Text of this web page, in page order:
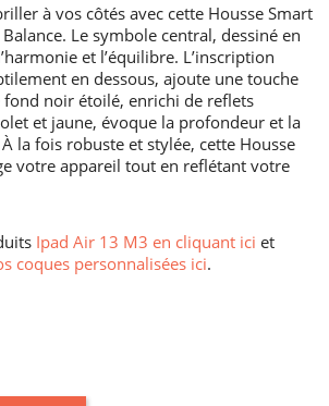
à vos côtés avec cette Housse Smart
Le symbole central, dessiné en
et l’équilibre. L’inscription
en dessous, ajoute une touche
fond noir étoilé, enrichi de reflets
et jaune, évoque la profondeur et la
la fois robuste et stylée, cette Housse
votre appareil tout en reflétant votre
Ipad Air 13 M3 en cliquant ici et
coques personnalisées ici.